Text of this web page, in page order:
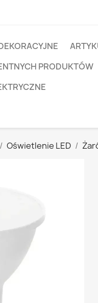
PRODUKTÓW
Oświetlenie LED